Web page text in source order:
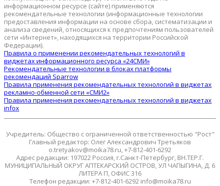
информационном ресурсе (сайте) применяются
рекомендательные технологии (информационные технологии
предоставления информации на основе сбора, систематизации и
анализа сведений, относящихся к предпочтениям пользователей
сети «Интернет», находящихся на территории Российской
Федерации).
Правила о применении рекомендательных технологий в
виджетах информационного ресурса «24СМИ»
Рекомендательные технологии в блоках платформы
рекомендаций Sparrow
Правила применения рекомендательных технологий в виджетах
рекламно-обменной сети «СМИ2»
Правила применения рекомендательных технологий в виджетах
infox
Учредитель: Общество с ограниченной ответственностью "Рост"
Главный редактор: Олег Александрович Третьяков
o.tretyakov@moika78.ru, +7-812-401-6292
Адрес редакции: 197022 Россия, г.Санкт-Петербург, ВН.ТЕР.Г.
МУНИЦИПАЛЬНЫЙ ОКРУГ АПТЕКАРСКИЙ ОСТРОВ, УЛ ЧАПЫГИНА, Д. 6
ЛИТЕРА П, ОФИС 316
Телефон редакции: +7-812-401-6292 info@moika78.ru